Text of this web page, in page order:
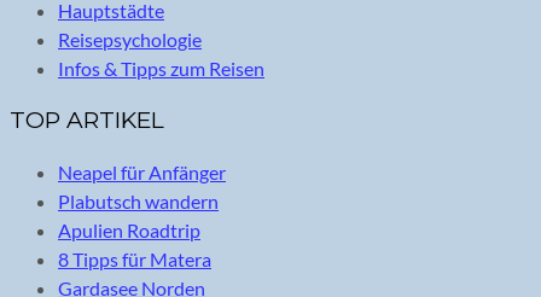
Hauptstädte
Reisepsychologie
Infos & Tipps zum Reisen
TOP ARTIKEL
Neapel für Anfänger
Plabutsch wandern
Apulien Roadtrip
8 Tipps für Matera
Gardasee Norden